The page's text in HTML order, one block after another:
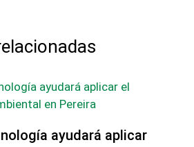
ayudará aplicar